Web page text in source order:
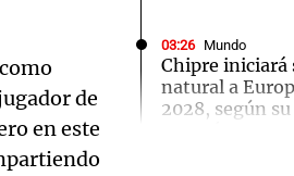
de
en este
03:26 Mundo
Chipre iniciará
natural a
2028, según
Audio.